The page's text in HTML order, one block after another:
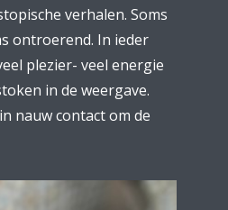
verhalen. Soms
ontroerend. In ieder
plezier- veel energie
in de weergave.
nauw contact om de